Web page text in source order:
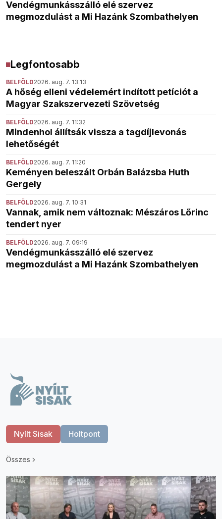
Vendégmunkásszálló elé szervez
megmozdulást a Mi Hazánk Szombathelyen
Legfontosabb
BELFÖLD2026. aug. 7. 13:13
A hőség elleni védelemért indított petíciót a
Magyar Szakszervezeti Szövetség
BELFÖLD2026. aug. 7. 11:32
Mindenhol állítsák vissza a tagdíjlevonás
lehetőségét
BELFÖLD2026. aug. 7. 11:20
Keményen beleszált Orbán Balázsba Huth
Gergely
BELFÖLD2026. aug. 7. 10:31
Vannak, amik nem változnak: Mészáros Lőrinc
tendert nyer
BELFÖLD2026. aug. 7. 09:19
Vendégmunkásszálló elé szervez
megmozdulást a Mi Hazánk Szombathelyen
Nyílt Sisak Holtpont
Összes